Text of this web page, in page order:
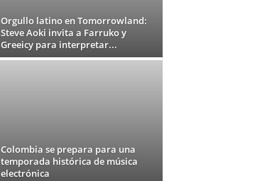
Orgullo latino en Tomorrowland:
Steve Aoki invita a Farruko y
Greeicy para interpretar...
Colombia se prepara para una
temporada histórica de música
electrónica